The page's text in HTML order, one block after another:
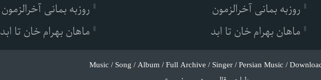
روزبه بمانی آخرالزمون
ماهان بهرام خان تا ابد
روزبه بمانی آخرالزمون
ماهان بهرام خان تا ابد
Music / Song / Album / Full Archive / Singer / Persian Music /